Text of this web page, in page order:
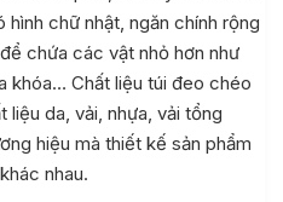
chữ nhật, ngăn chính rộng
chứa các vật nhỏ hơn như
khóa… Chất liệu túi đeo chéo
da, vải, nhựa, vải tổng
hiệu mà thiết kế sản phẩm
nhau.